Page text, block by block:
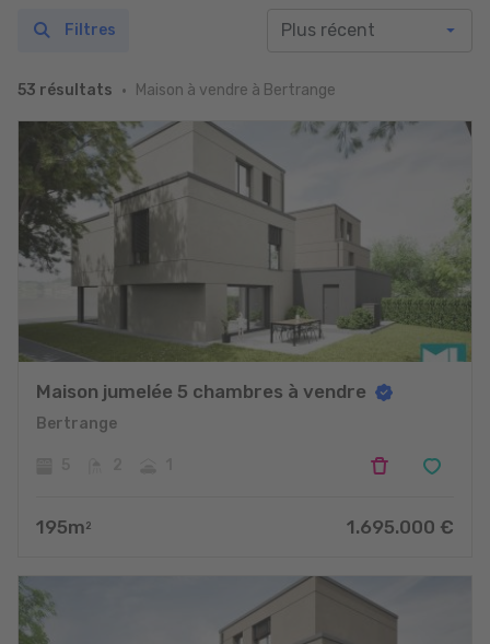
53 résultats Maison à vendre à Bertrange
Filtres
Maison jumelée 5 chambres à vendre
Bertrange
195m 2 1.695.000 €